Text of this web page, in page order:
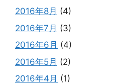
2016年8月 (4)
2016年7月 (3)
2016年6月 (4)
2016年5月 (2)
2016年4月 (1)